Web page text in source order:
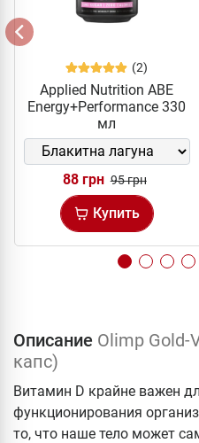
(2)
Applied Nutrition ABE
Energy+Performance 330
мл
88 грн 95 грн
Купить
Описание Olimp Gold-
капс)
Витамин D крайне важен
функционирования
то, что наше тело может